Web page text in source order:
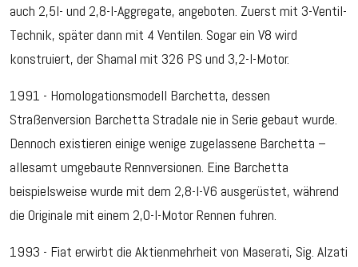
auch 2,5l- und 2,8-l-Aggregate, angeboten. Zuerst mit 3-Ventil-
Technik, später dann mit 4 Ventilen. Sogar ein V8 wird
konstruiert, der Shamal mit 326 PS und 3,2-l-Motor.
1991 - Homologationsmodell Barchetta, dessen
Straßenversion Barchetta Stradale nie in Serie gebaut wurde.
Dennoch existieren einige wenige zugelassene Barchetta –
allesamt umgebaute Rennversionen. Eine Barchetta
beispielsweise wurde mit dem 2,8-l-V6 ausgerüstet, während
die Originale mit einem 2,0-l-Motor Rennen fuhren.
1993 - Fiat erwirbt die Aktienmehrheit von Maserati, Sig. Alzati